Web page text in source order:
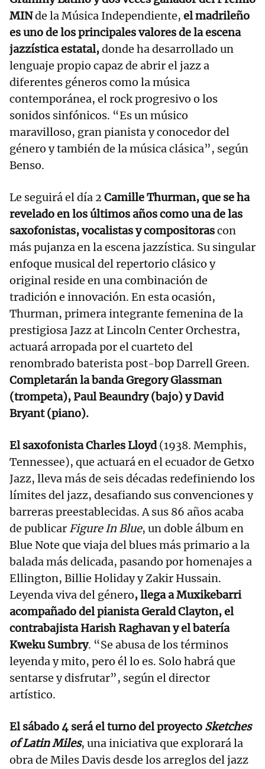
MINde la Música Independiente, el madrileño
es uno de los principales valores de la escena
jazzística estatal,donde ha desarrollado un
lenguaje propio capaz de abrir el jazz a
diferentes géneros como la música
contemporánea, el rock progresivo o los
sonidos sinfónicos. “Es un músico
maravilloso, gran pianista y conocedor del
género y también de la música clásica”, según
Benso.
Le seguirá el día 2 Camille Thurman, que se ha
revelado en los últimos años como una de las
saxofonistas, vocalistas y compositorascon
más pujanza en la escena jazzística. Su singular
enfoque musical del repertorio clásico y
original reside en una combinación de
tradición e innovación. En esta ocasión,
Thurman, primera integrante femenina de la
prestigiosa Jazz at Lincoln Center Orchestra,
actuará arropada por el cuarteto del
renombrado baterista post-bop Darrell Green.
Completarán la banda Gregory Glassman
(trompeta), Paul Beaundry (bajo) y David
Bryant (piano).
El saxofonista Charles Lloyd(1938. Memphis,
Tennessee), que actuará en el ecuador de Getxo
Jazz, lleva más de seis décadas redefiniendo los
límites del jazz, desafiando sus convenciones y
barreras preestablecidas. A sus 86 años acaba
de publicar Figure In Blue, un doble álbum en
Blue Note que viaja del blues más primario a la
balada más delicada, pasando por homenajes a
Ellington, Billie Holiday y Zakir Hussain.
Leyenda viva del género, llega a Muxikebarri
acompañado del pianista Gerald Clayton, el
contrabajista Harish Raghavan y el batería
Kweku Sumbry. “Se abusa de los términos
leyenda y mito, pero él lo es. Solo habrá que
sentarse y disfrutar”, según el director
artístico.
El sábado 4 será el turno del proyecto Sketches
of Latin Miles, una iniciativa que explorará la
obra de Miles Davis desde los arreglos del jazz